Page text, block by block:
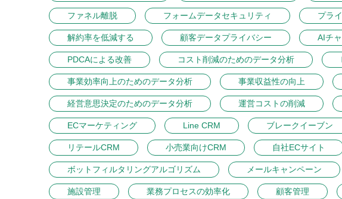
ファネル離脱 フォームデータセキュリティ プラ
解約率を低減する 顧客データプライバシー AIチ
PDCAによる改善 コスト削減のためのデータ分析
事業効率向上のためのデータ分析 事業収益性の向上
経営意思決定のためのデータ分析 運営コストの削減
ECマーケティング Line CRM ブレークイーブン
リテールCRM 小売業向けCRM 自社ECサイト
ボットフィルタリングアルゴリズム メールキャンペーン
施設管理 業務プロセスの効率化 顧客管理